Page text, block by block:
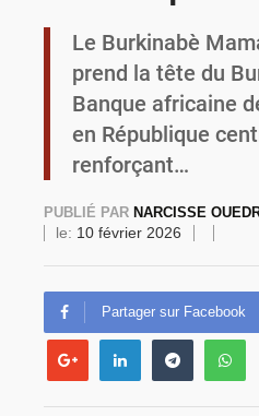
Le Burkinabè
prend la tête du
Banque africaine
en République
renforçant…
PUBLIÉ PAR NARCISSE
le: 10 février 2026
Partager sur Facebook